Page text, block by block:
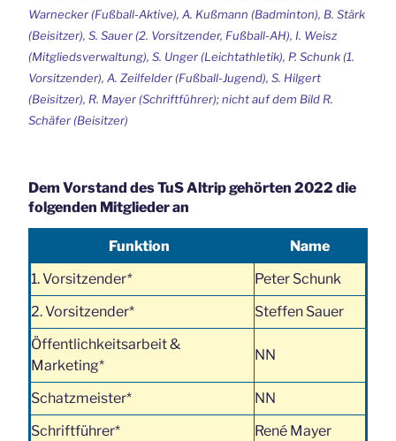
Warnecker (Fußball-Aktive), A. Kußmann (Badminton), B. Stärk
(Beisitzer), S. Sauer (2. Vorsitzender, Fußball-AH), I. Weisz
(Mitgliedsverwaltung), S. Unger (Leichtathletik), P. Schunk (1.
Vorsitzender), A. Zeilfelder (Fußball-Jugend), S. Hilgert
(Beisitzer), R. Mayer (Schriftführer); nicht auf dem Bild R.
Schäfer (Beisitzer)
Dem Vorstand des TuS Altrip gehörten 2022 die
folgenden Mitglieder an
Funktion
Name
1. Vorsitzender*
Peter Schunk
2. Vorsitzender*
Steffen Sauer
Öffentlichkeitsarbeit &
Marketing*
NN
Schatzmeister*
NN
Schriftführer*
René Mayer